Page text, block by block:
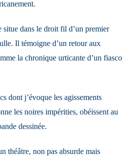
situe dans le droit fil d’un premier
Il témoigne d’un retour aux
la chronique urticante d’un fiasco
dont j’évoque les agissements
les noires impérities, obéissent au
dessinée.
théâtre, non pas absurde mais